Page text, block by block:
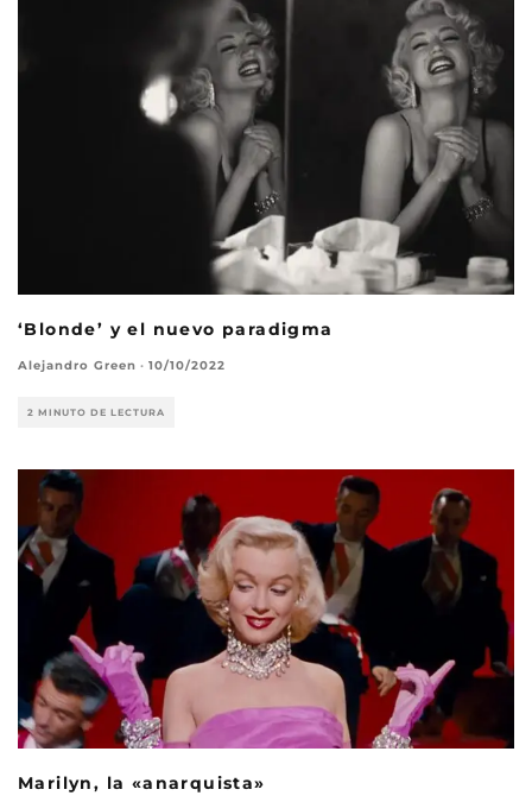
‘Blonde’ y el nuevo paradigma
Alejandro Green · 10/10/2022
2 MINUTO DE LECTURA
Marilyn, la «anarquista»